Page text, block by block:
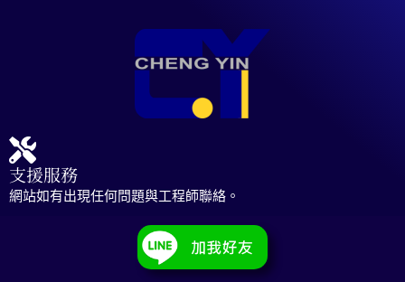
支援服務
網站如有出現任何問題與工程師聯絡。